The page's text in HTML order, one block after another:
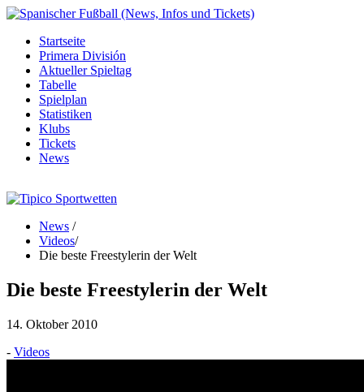
Startseite
Primera División
Aktueller Spieltag
Tabelle
Spielplan
Statistiken
Klubs
Tickets
News
News /
Videos/
Die beste Freestylerin der Welt
Die beste Freestylerin der Welt
14. Oktober 2010
- Videos